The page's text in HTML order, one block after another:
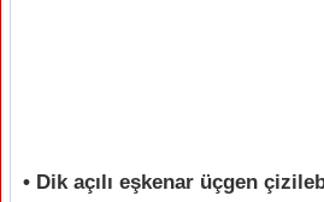
• Dik açılı eşkenar üçgen